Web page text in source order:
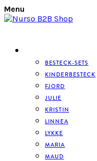
Menu
BESTECK-SETS
KINDERBESTECK
FJORD
JULIE
KRISTIN
LINNEA
LYKKE
MARIA
MAUD